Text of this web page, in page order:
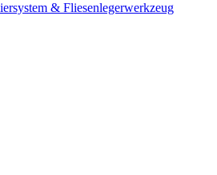
& Fliesenlegerwerkzeug